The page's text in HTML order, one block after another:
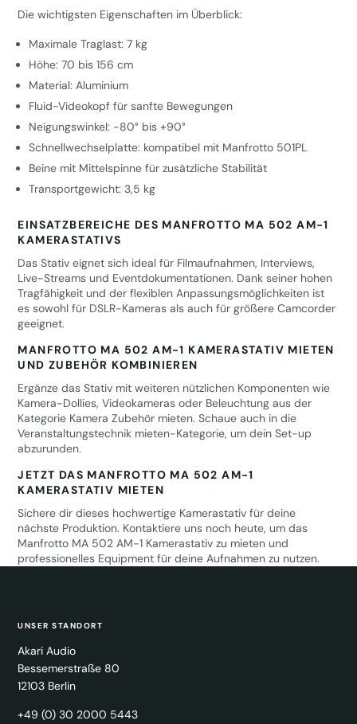
Die wichtigsten Eigenschaften im Überblick:
Maximale Traglast: 7 kg
Höhe: 70 bis 156 cm
Material: Aluminium
Fluid-Videokopf für sanfte Bewegungen
Neigungswinkel: -80° bis +90°
Schnellwechselplatte: kompatibel mit Manfrotto 501PL
Beine mit Mittelspinne für zusätzliche Stabilität
Transportgewicht: 3,5 kg
EINSATZBEREICHE DES MANFROTTO MA 502 AM-1
KAMERASTATIVS
Das Stativ eignet sich ideal für Filmaufnahmen, Interviews,
Live-Streams und Eventdokumentationen. Dank seiner hohen
Tragfähigkeit und der flexiblen Anpassungsmöglichkeiten ist
es sowohl für DSLR-Kameras als auch für größere Camcorder
geeignet.
MANFROTTO MA 502 AM-1 KAMERASTATIV MIETEN
UND ZUBEHÖR KOMBINIEREN
Ergänze das Stativ mit weiteren nützlichen Komponenten wie
Kamera-Dollies, Videokameras oder Beleuchtung aus der
Kategorie Kamera Zubehör mieten. Schaue auch in die
Veranstaltungstechnik mieten-Kategorie, um dein Set-up
abzurunden.
JETZT DAS MANFROTTO MA 502 AM-1
KAMERASTATIV MIETEN
Sichere dir dieses hochwertige Kamerastativ für deine
nächste Produktion. Kontaktiere uns noch heute, um das
Manfrotto MA 502 AM-1 Kamerastativ zu mieten und
professionelles Equipment für deine Aufnahmen zu nutzen.
UNSER STANDORT
Akari Audio
Bessemerstraße 80
12103 Berlin
+49 (0) 30 2000 5443